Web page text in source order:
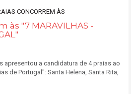
às "7 MARAVILHAS -
apresentou a candidatura de 4 praias ao
de Portugal": Santa Helena, Santa Rita,